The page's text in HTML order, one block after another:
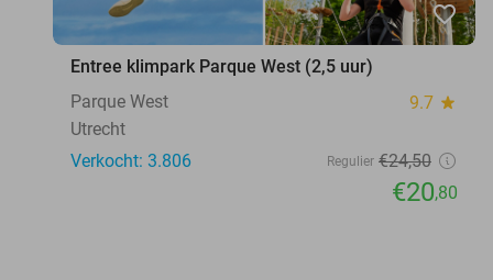
favorite_border
Entree klimpark Parque West (2,5 uur)
Parque West
9.7 star
Utrecht
Verkocht: 3.806
Regulier €24,50
€20,80